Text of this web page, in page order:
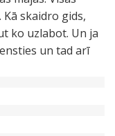
skaidro gids,
ko uzlabot. Un ja
un tad arī